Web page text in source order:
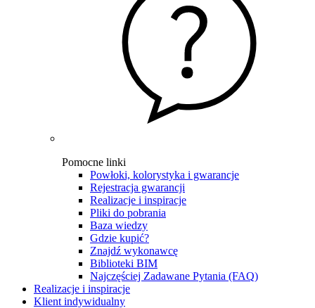
Pomocne linki
Powłoki, kolorystyka i gwarancje
Rejestracja gwarancji
Realizacje i inspiracje
Pliki do pobrania
Baza wiedzy
Gdzie kupić?
Znajdź wykonawcę
Biblioteki BIM
Najczęściej Zadawane Pytania (FAQ)
Realizacje i inspiracje
Klient indywidualny